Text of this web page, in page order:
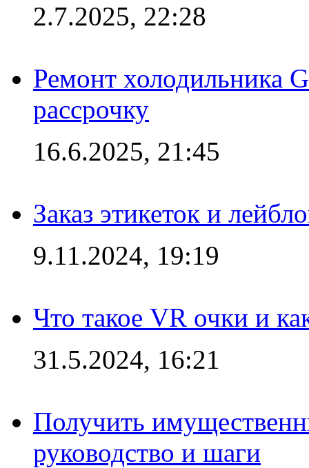
2.7.2025, 22:28
Ремонт холодильника
рассрочку
16.6.2025, 21:45
Заказ этикеток и
9.11.2024, 19:19
Что такое VR очки и
31.5.2024, 16:21
Получить
руководство и шаги